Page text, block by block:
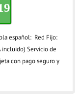
español: Red Fijo:
incluido) Servicio de
con pago seguro y